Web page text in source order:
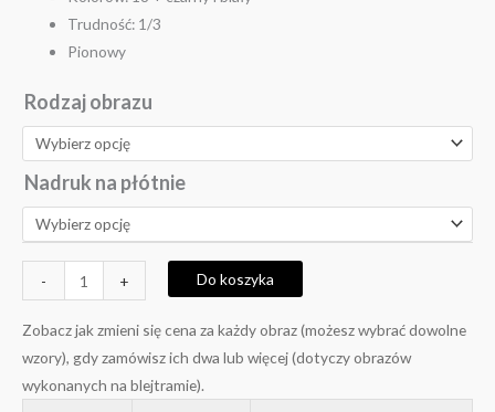
Trudność: 1/3
Pionowy
Rodzaj obrazu
Nadruk na płótnie
- + Do koszyka
Zobacz jak zmieni się cena za każdy obraz (możesz wybrać dowolne
wzory), gdy zamówisz ich dwa lub więcej (dotyczy obrazów
wykonanych na blejtramie).